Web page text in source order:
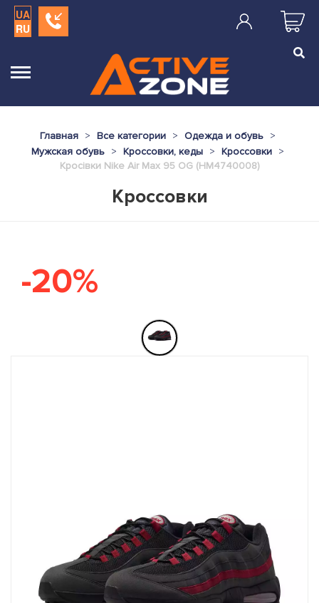
UA
RU
Главная Все категории
Одежда и обувь
Мужская обувь
Кроссовки, кеды
Кроссовки
Кросівки Nike Air Max 95 OG (HM4740008)
Кроссовки
-20%